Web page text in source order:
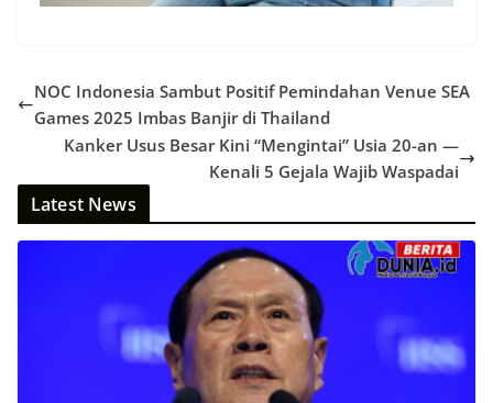
NOC Indonesia Sambut Positif Pemindahan Venue SEA
Games 2025 Imbas Banjir di Thailand
Kanker Usus Besar Kini “Mengintai” Usia 20-an —
Kenali 5 Gejala Wajib Waspadai
Latest News